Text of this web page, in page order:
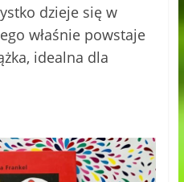
dzieje się w
właśnie powstaje
idealna dla